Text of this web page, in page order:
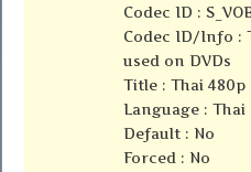
Codec ID :
Codec ID/Info :
used on DVDs
Title : Thai 480p
Language : Thai
Default : No
Forced : No